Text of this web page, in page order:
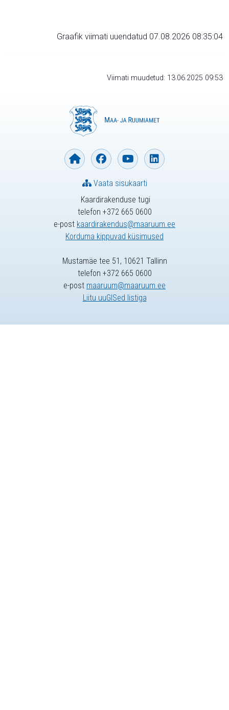
Graafik viimati uuendatud 07.08.2026 08:35:04
Viimati muudetud: 13.06.2025 09:53
Kaardirakenduse tugi
telefon +372 665 0600
e-post kaardirakendus@maaruum.ee
Korduma kippuvad küsimused
Vaata sisukaarti
Mustamäe tee 51, 10621 Tallinn
telefon +372 665 0600
e-post maaruum@maaruum.ee
Liitu uuGISed listiga